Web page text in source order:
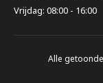
Vrijdag: 08:00 - 16:00
Alle